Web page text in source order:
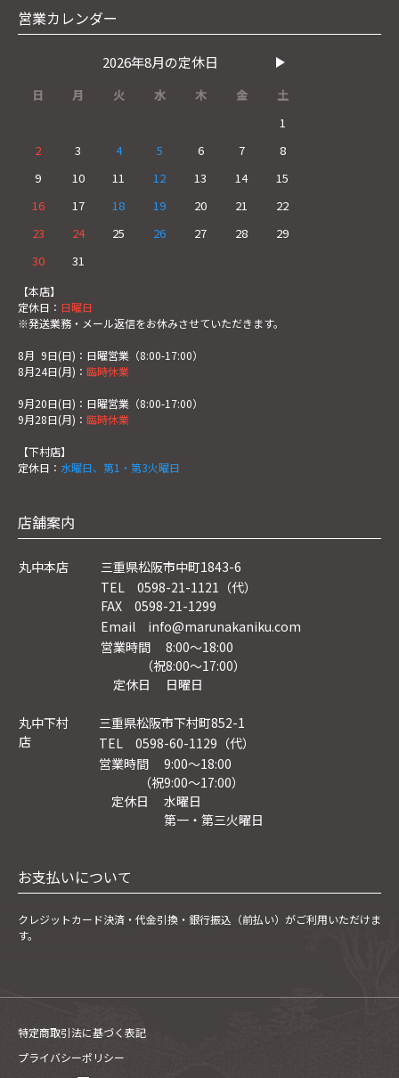
営業カレンダー
2026年8月の定休日
日 月 火 水 木 金
土
1
2
3 4 5 6 7
8
9
10 11 12 13 14
15
16
17 18 19 20 21
22
23
24 25 26 27 28
29
30
31
【本店】
定休日： 日曜日
※発送業務・メール返信をお休みさせていただきます。
8月 9日(日)：日曜営業（8:00-17:00）
8月24日(月)： 臨時休業
9月20日(日)：日曜営業（8:00-17:00）
9月28日(月)： 臨時休業
【下村店】
定休日： 水曜日、第1・第3火曜日
店舗案内
丸中本店
三重県松阪市中町1843-6
TEL 0598-21-1121（代）
FAX 0598-21-1299
Email info@marunakaniku.com
営業時間 8:00～18:00
（祝8:00〜17:00）
定休日 日曜日
丸中下村
店
三重県松阪市下村町852-1
TEL 0598-60-1129（代）
営業時間 9:00～18:00
（祝9:00〜17:00）
定休日 水曜日
第一・第三火曜日
お支払いについて
クレジットカード決済・ 代金引換・銀行振込（前払い）がご利用いただけま
す。
特定商取引法に基づく表記
プライバシーポリシー